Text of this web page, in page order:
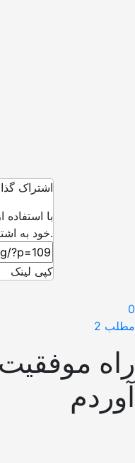
اشتراک
با
خود به اشتراک بگذارید.
کپی لینک
0
مطلب 2
راه
آوردم